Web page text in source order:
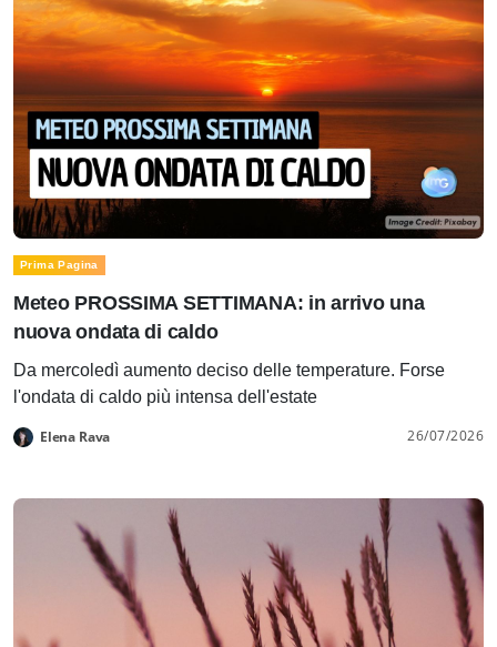
Prima Pagina
Meteo PROSSIMA SETTIMANA: in arrivo una
nuova ondata di caldo
Da mercoledì aumento deciso delle temperature. Forse
l'ondata di caldo più intensa dell'estate
Elena Rava 26/07/2026